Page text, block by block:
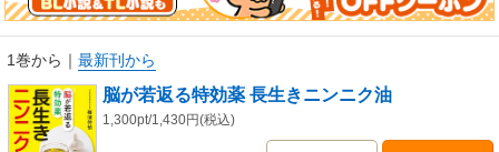
1巻から ｜ 最新刊から
脳が若返る特効薬 長生きニンニク油
1,300pt/1,430円(税込)